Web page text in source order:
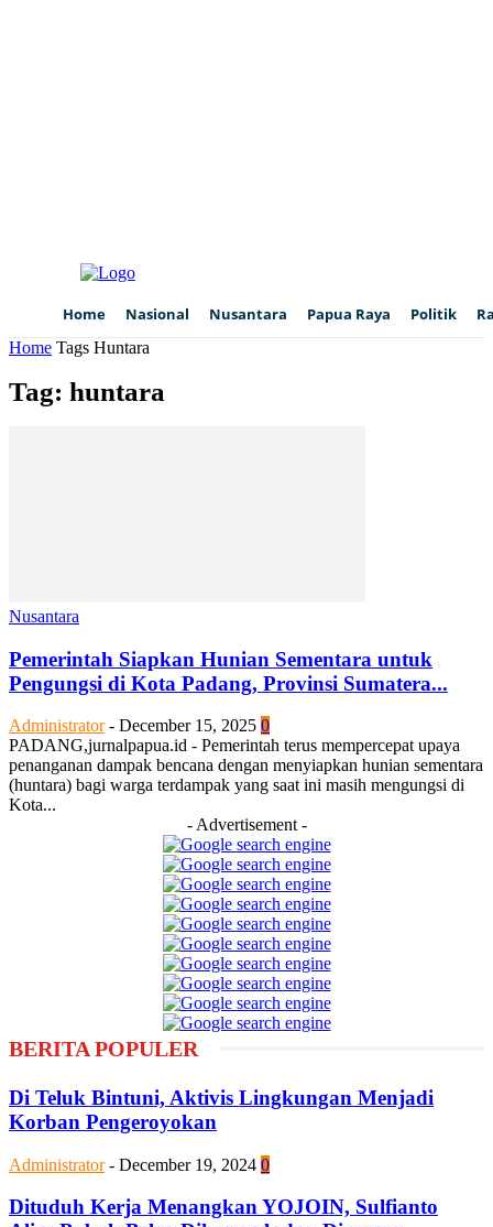
Home Nasional Nusantara Papua Raya Politik
Home Tags Huntara
Tag: huntara
Nusantara
Pemerintah Siapkan Hunian Sementara untuk
Pengungsi di Kota Padang, Provinsi Sumatera...
Administrator - December 15, 2025 0
PADANG,jurnalpapua.id - Pemerintah terus mempercepat upaya
penanganan dampak bencana dengan menyiapkan hunian sementara
(huntara) bagi warga terdampak yang saat ini masih mengungsi di
Kota...
- Advertisement -
BERITA POPULER
Di Teluk Bintuni, Aktivis Lingkungan Menjadi
Korban Pengeroyokan
Administrator - December 19, 2024 0
Dituduh Kerja Menangkan YOJOIN, Sulfianto